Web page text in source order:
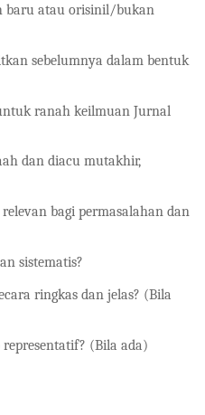
baru atau orisinil/bukan
sebelumnya dalam bentuk
ranah keilmuan Jurnal
dan diacu mutakhir,
bagi permasalahan dan
sistematis?
ringkas dan jelas? (Bila
(Bila ada)